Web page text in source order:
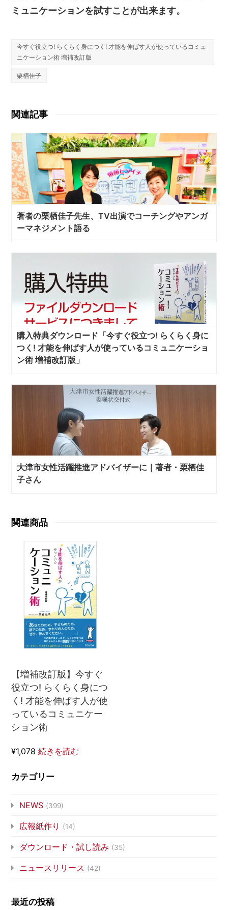
ミュニケーションを試すことが出来ます。
今すぐ役立つ! らくらく身につく! 才能を伸ばす人が使っているコミュ
ニケーション術 増補改訂版
栗栖佳子
関連記事
著者の栗栖佳子先生、TV出演でコーチングやアンガ
ーマネジメント語る
購入特典ダウンロード「今すぐ役立つ! らくらく身に
つく! 才能を伸ばす人が使っているコミュニケーショ
ン術 増補改訂版」
大津市女性活躍推進アドバイザーに｜著者・栗栖佳
子さん
関連商品
【増補改訂版】今すぐ
役立つ! らくらく身につ
く! 才能を伸ばす人が使
っているコミュニケー
ション術
¥1,078 続きを読む
カテゴリー
NEWS (399)
広報紙作り (14)
ダウンロード・試し読み (35)
ニュースリリース (42)
最近の投稿